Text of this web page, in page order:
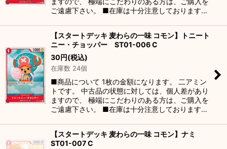
ご遠慮下さい。 ■在庫は十分注意しております…
【スタートデッキ 麦わらの一味 コモン】トニート
ニー・チョッパー ST01-006 C
30円(税込)
在庫数 24個
■商品について 1枚の金額になります。 二アミン
トです。 中古品の状態に対しては、個人差があり
ますので、 極端にこだわりのある方は、ご購入を
ご遠慮下さい。 ■在庫は十分注意しております…
【スタートデッキ 麦わらの一味 コモン】ナミ
ST01-007 C